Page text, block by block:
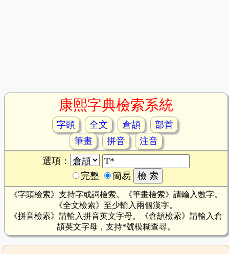
康熙字典檢索系統
字頭 全文 倉頡
部首
筆畫
拼音
注音
選項：
完整
簡易
《字頭檢索》支持字或詞檢索。《筆畫檢索》請輸入數字。
《全文檢索》至少輸入兩個漢字。
《拼音檢索》請輸入拼音英文字母。《倉頡檢索》請輸入倉
頡英文字母，支持*號模糊查尋。